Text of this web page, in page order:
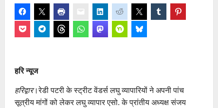
हरि न्यूज
हरिद्वार।रेडी पटरी के स्ट्रीट वेंडर्स लघु व्यापारियों ने अपनी पांच
सूत्रीय मांगों को लेकर लघु व्यापार एसो. के प्रांतीय अध्यक्ष संजय